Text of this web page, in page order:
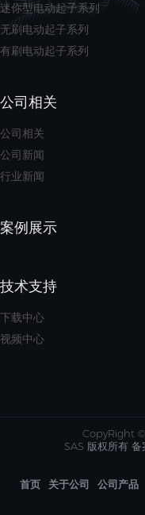
迷你型电动起子系列
无刷电动起子系列
有刷电动起子系列
公司相关
公司相关
公司新闻
行业新闻
案例展示
技术支持
下载中心
视频中心
CopyRight
SAS 版权所有 备
首页 关于公司 公司产品